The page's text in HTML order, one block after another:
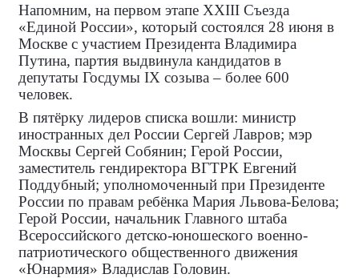
Напомним, на первом этапе XXIII Съезда
«Единой России», который состоялся 28 июня в
Москве с участием Президента Владимира
Путина, партия выдвинула кандидатов в
депутаты Госдумы IX созыва – более 600
человек.
В пятёрку лидеров списка вошли: министр
иностранных дел России Сергей Лавров; мэр
Москвы Сергей Собянин; Герой России,
заместитель гендиректора ВГТРК Евгений
Поддубный; уполномоченный при Президенте
России по правам ребёнка Мария Львова-Белова;
Герой России, начальник Главного штаба
Всероссийского детско-юношеского военно-
патриотического общественного движения
«Юнармия» Владислав Головин.